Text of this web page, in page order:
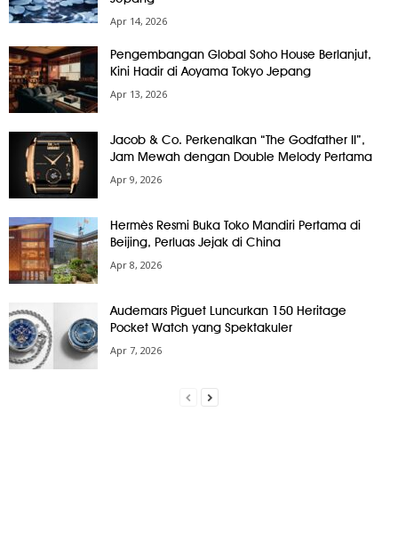
Apr 14, 2026
Pengembangan Global Soho House Berlanjut,
Kini Hadir di Aoyama Tokyo Jepang
Apr 13, 2026
Jacob & Co. Perkenalkan “The Godfather II”,
Jam Mewah dengan Double Melody Pertama
Apr 9, 2026
Hermès Resmi Buka Toko Mandiri Pertama di
Beijing, Perluas Jejak di China
Apr 8, 2026
Audemars Piguet Luncurkan 150 Heritage
Pocket Watch yang Spektakuler
Apr 7, 2026